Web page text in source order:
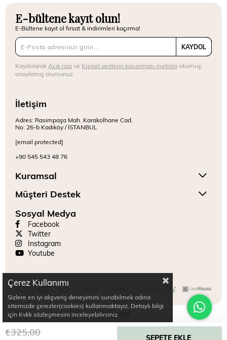
E-bültene kayıt olun!
E-Bültene kayıt ol fırsat & indirimleri kaçırma!
KAYDOL
Kaydolarak Açık rızave Kişisel verilerin korunması metnini okumuş,
onaylamış olursunuz.
İletişim
Adres: Rasimpaşa Mah. Karakolhane Cad.
No: 26-b Kadıköy / İSTANBUL
[email protected]
+90 545 543 48 76
Kuramsal
Müşteri Destek
Sosyal Medya
Facebook
Twitter
Instagram
Youtube
Copyright © 2024 Mitr. Tüm hakları saklıdır.
Çerez Kullanımı
Sizlere en iyi alışveriş deneyimini sunabilmek adına
sitemizde çerezler(cookies) kullanmaktayız. Detaylı bilgi
için Kvkk sözleşmesini inceleyebilirsiniz.
₺325,00